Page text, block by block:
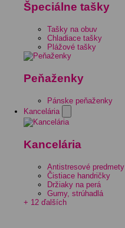
Špeciálne tašky
Tašky na obuv
Chladiace tašky
Plážové tašky
Peňaženky
Pánske peňaženky
Kancelária
Kancelária
Antistresové predmety
Čistiace handričky
Držiaky na perá
Gumy, strúhadlá
+ 12 ďalších